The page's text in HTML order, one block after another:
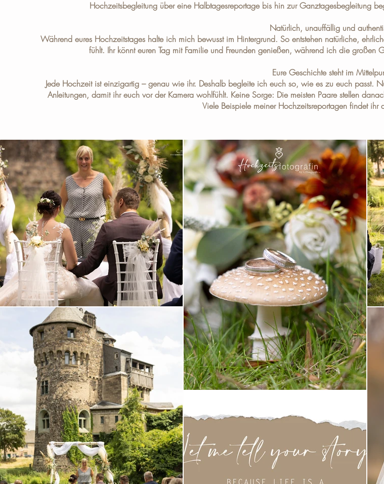
Hochzeitsbegleitung über eine Halbtagesreportage bis hin zur Ganztagesbegleitung
Natürlich, unauffällig und
Während eures Hochzeitstages halte ich mich bewusst im Hintergrund. So entstehen natürliche,
fühlt. Ihr könnt euren Tag mit Familie und Freunden genießen, während ich die großen
Eure Geschichte steht im
Jede Hochzeit ist einzigartig – genau wie ihr. Deshalb begleite ich euch so, wie es zu euch passt.
Anleitungen, damit ihr euch vor der Kamera wohlfühlt. Keine Sorge: Die meisten Paare stellen
Viele Beispiele meiner Hochzeitsreportagen findet ihr